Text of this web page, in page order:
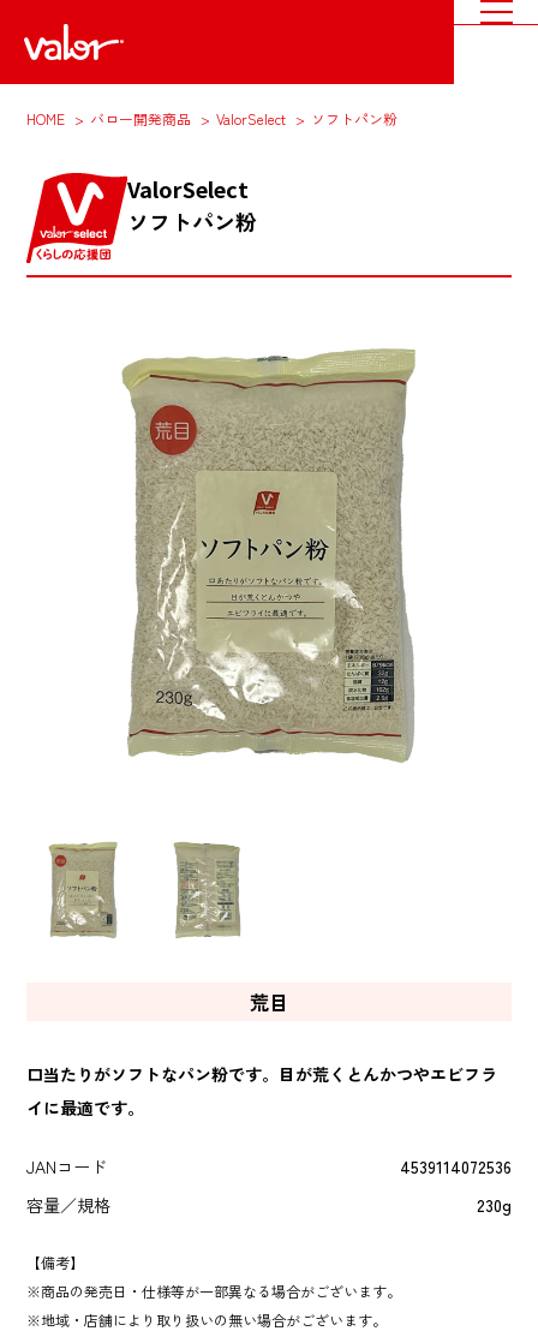
HOME バロー開発商品 ValorSelect ソフトパン粉
ValorSelect
ソフトパン粉
荒目
口当たりがソフトなパン粉です。目が荒くとんかつやエビフラ
イに最適です。
JANコード
4539114072536
容量／規格
230g
【備考】
商品の発売日・仕様等が一部異なる場合がございます。
地域・店舗により取り扱いの無い場合がございます。